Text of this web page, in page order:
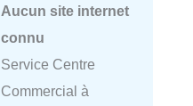
Aucun site internet
connu
Service Centre
Commercial à